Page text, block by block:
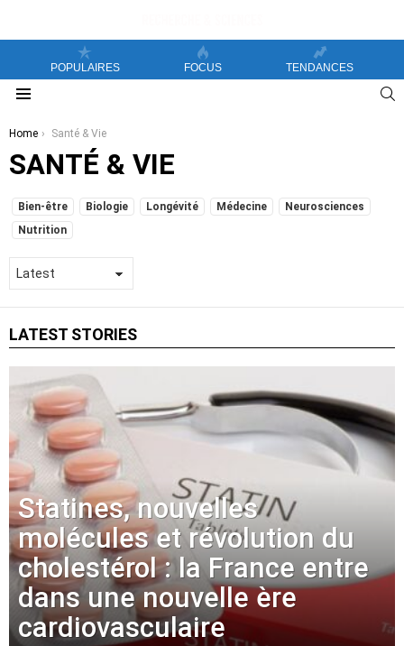
POPULAIRES FOCUS TENDANCES
You are here:
Home Santé & Vie
SANTÉ & VIE
SUBTERMS
Bien-être Biologie Longévité Médecine
Neurosciences
Nutrition
LATEST STORIES
Statines, nouvelles
molécules et révolution du
cholestérol : la France entre
dans une nouvelle ère
cardiovasculaire